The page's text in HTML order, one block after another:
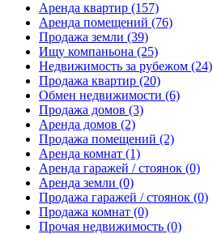
Аренда квартир (157)
Аренда помещений (76)
Продажа земли (39)
Ищу компаньона (25)
Недвижимость за рубежом (24)
Продажа квартир (20)
Обмен недвижимости (6)
Продажа домов (3)
Аренда домов (2)
Продажа помещений (2)
Аренда комнат (1)
Аренда гаражей / стоянок (0)
Аренда земли (0)
Продажа гаражей / стоянок (0)
Продажа комнат (0)
Прочая недвижимость (0)